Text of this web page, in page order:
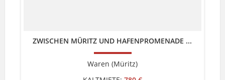
ZWISCHEN MÜRITZ UND HAFENPROMENADE ...
Waren (Müritz)